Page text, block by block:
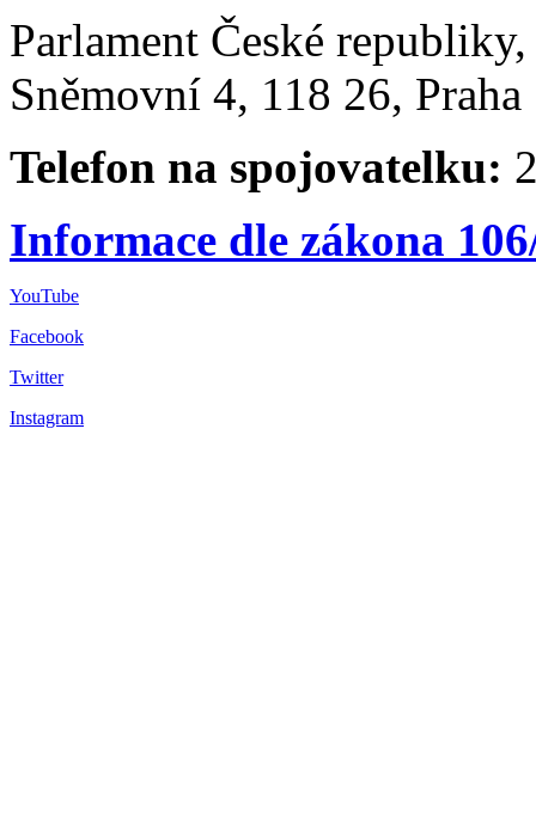
Parlament České
Sněmovní 4, 118 26,
Telefon na spojovatelku:
Informace dle zákona
YouTube
Facebook
Twitter
Instagram